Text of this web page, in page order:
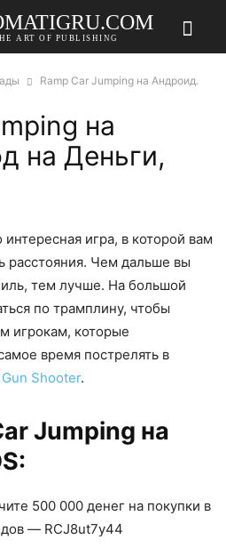
ART OF PUBLISHING
Ramp Car Jumping на Андроид.
на
на Деньги,
игра, в которой вам
расстояния. Чем дальше вы
тем лучше. На большой
по трамплину, чтобы
игрокам, которые
время пострелять в
Gun Shooter.
Jumping на
500 000 денег на покупки в
— RCJ8ut7y44